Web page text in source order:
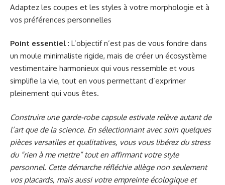
Adaptez les coupes et les styles à votre morphologie et à
vos préférences personnelles
Point essentiel : L’objectif n’est pas de vous fondre dans
un moule minimaliste rigide, mais de créer un écosystème
vestimentaire harmonieux qui vous ressemble et vous
simplifie la vie, tout en vous permettant d’exprimer
pleinement qui vous êtes.
Construire une garde-robe capsule estivale relève autant de
l’art que de la science. En sélectionnant avec soin quelques
pièces versatiles et qualitatives, vous vous libérez du stress
du “rien à me mettre” tout en affirmant votre style
personnel. Cette démarche réfléchie allège non seulement
vos placards, mais aussi votre empreinte écologique et